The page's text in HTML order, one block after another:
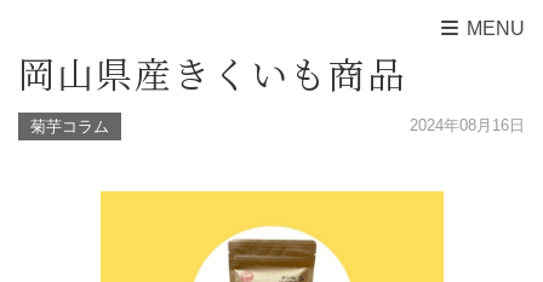
MENU
岡山県産きくいも商品
菊芋コラム 2024年08月16日